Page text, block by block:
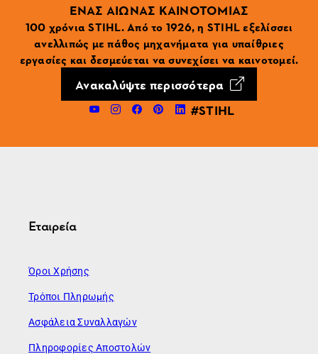
ΕΝΑΣ ΑΙΩΝΑΣ ΚΑΙΝΟΤΟΜΙΑΣ
100 χρόνια STIHL. Από το 1926, η STIHL εξελίσσει
ανελλιπώς με πάθος μηχανήματα για υπαίθριες
εργασίες και δεσμεύεται να συνεχίσει να καινοτομεί.
Ανακαλύψτε περισσότερα
#STIHL
Εταιρεία
Όροι Χρήσης
Τρόποι Πληρωμής
Ασφάλεια Συναλλαγών
Πληροφορίες Αποστολών